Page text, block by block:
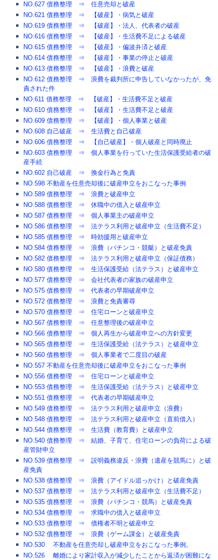
NO.627 債務整理 ⇒ 任意売却と破産
NO.621 債務整理 ⇒ 【破産】・病気と破産
NO.619 債務整理 ⇒ 【破産】・法人、代表者の破産
NO.616 債務整理 ⇒ 【破産】・生活費不足による破産
NO.615 債務整理 ⇒ 【破産】・偏波弁済と破産
NO.614 債務整理 ⇒ 【破産】・事業の停止と破産
NO.613 債務整理 ⇒ 【破産】・浪費と破産
NO.612 債務整理 ⇒ 浪費を裁判所に申告していなかったが、免
責された件
NO.611 債務整理 ⇒ 【破産】・生活費不足と破産
NO.610 債務整理 ⇒ 【破産】・生活費不足と破産
NO.609 債務整理 ⇒ 【破産】・個人事業と破産
NO.608 自己破産 ⇒ 生活費と自己破産
NO.606 債務整理 ⇒ 【自己破産】・個人破産と同時廃止
NO.603 債務整理 ⇒ 個人事業を行っていた生活保護受給者の破
産手続
NO.602 自己破産 ⇒ 換金行為と免責
NO.598 不動産を任意売却後に破産申立をおこなった事例
NO.589 債務整理 ⇒ 浪費と破産申立
NO.588 債務整理 ⇒ 休職中の借入と破産申立
NO.587 債務整理 ⇒ 個人事業主の破産申立
NO.586 債務整理 ⇒ 法テラス利用と破産申立（生活費不足）
NO.585 債務整理 ⇒ 時効援用と破産申立
NO.584 債務整理 ⇒ 浪費（パチンコ・競艇）と破産免責
NO.582 債務整理 ⇒ 法テラス利用と破産申立（保証債務）
NO.580 債務整理 ⇒ 生活保護受給（法テラス）と破産申立
NO.577 債務整理 ⇒ 会社代表者の家族の破産申立
NO.575 債務整理 ⇒ 代表者の早期破産申立
NO.572 債務整理 ⇒ 浪費と免責審尋
NO.570 債務整理 ⇒ 住宅ローンと破産申立
NO.567 債務整理 ⇒ 任意整理後の破産申立
NO.566 債務整理 ⇒ 個人再生から破産申立への方針変更
NO.565 債務整理 ⇒ 生活保護受給（法テラス）と破産申立
NO.560 債務整理 ⇒ 個人事業者で二度目の破産
NO.557 不動産を任意売却後に破産申立をおこなった事例
NO.556 債務整理 ⇒ 住宅ローンと破産申立
NO.553 債務整理 ⇒ 生活保護受給（法テラス）と破産申立
NO.551 債務整理 ⇒ 代表者の早期破産申立
NO.549 債務整理 ⇒ 法テラス利用と破産申立（浪費）
NO.548 債務整理 ⇒ 法テラス利用と破産申立（直前借入）
NO.544 債務整理 ⇒ 生活費（教育費）と破産申立
NO.540 債務整理 ⇒ 結婚、子育て、住宅ローンの負荷による破
産管財申立
NO.539 債務整理 ⇒ 説明義務違反・浪費（遺産を競馬に）と破
産免責
NO.538 債務整理 ⇒ 浪費（アイドル追っかけ）と破産免責
NO.537 債務整理 ⇒ 法テラス利用と破産申立（生活費不足）
NO.535 債務整理 ⇒ 浪費（パチンコ・競馬）と破産免責
NO.534 債務整理 ⇒ 求職中の借入と破産申立
NO.533 債務整理 ⇒ 債権者不明と破産申立
NO.532 債務整理 ⇒ 浪費（ゲーム課金）と破産免責
NO.530 不動産を任意売却し破産申立をおこなった事例。
NO.526 離婚により家計収入が減少したことから返済が困難にな